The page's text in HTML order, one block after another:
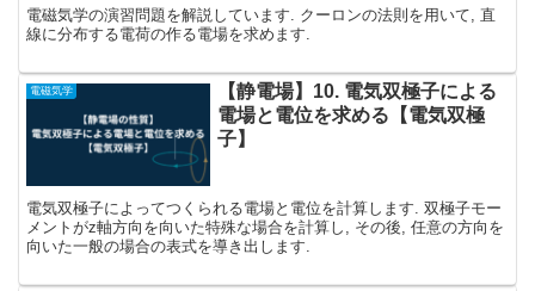
電磁気学の演習問題を解説しています. クーロンの法則を用いて, 直
線に分布する電荷の作る電場を求めます.
電磁気学
【静電場】10. 電気双極子による
電場と電位を求める【電気双極
子】
電気双極子によってつくられる電場と電位を計算します. 双極子モー
メントがz軸方向を向いた特殊な場合を計算し, その後, 任意の方向を
向いた一般の場合の表式を導き出します.